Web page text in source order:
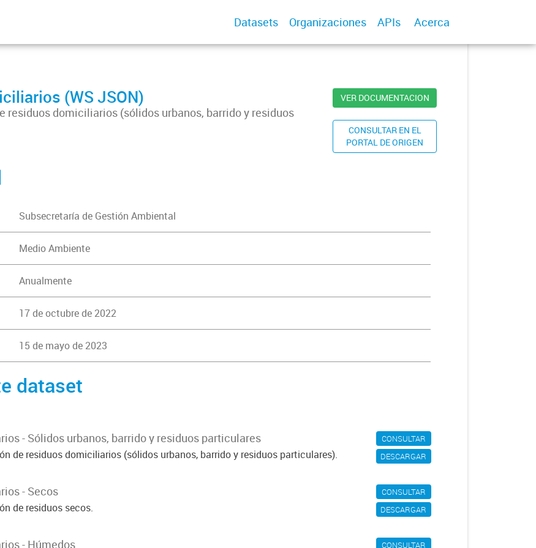
Datasets Organizaciones APIs Acerca
(WS JSON)
residuos domiciliarios (sólidos urbanos, barrido y residuos
VER DOCUMENTACION
CONSULTAR EN EL
PORTAL DE ORIGEN
Subsecretaría de Gestión Ambiental
Medio Ambiente
Anualmente
17 de octubre de 2022
15 de mayo de 2023
dataset
CONSULTAR
DESCARGAR
- Sólidos urbanos, barrido y residuos particulares
de residuos domiciliarios (sólidos urbanos, barrido y residuos particulares).
CONSULTAR
DESCARGAR
- Secos
de residuos secos.
CONSULTAR
- Húmedos